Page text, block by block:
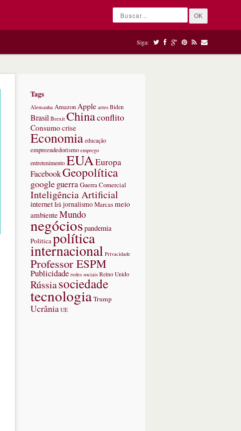
OK
Siga:
Tags
Alemanha Amazon Apple artes Biden
Brasil Brexit Chinaconflito
Consumocrise
Economia educação
empreendedorismo emprego
entretenimentoEUAEuropa
FacebookGeopolítica
googleguerraGuerra Comercial
Inteligência Artificial
internetIrãjornalismoMarcasmeio
ambienteMundo
negóciospandemia
Politicapolítica
internacional Privacidade
Professor ESPM
Publicidade redes sociais Reino Unido
Rússiasociedade
tecnologiaTrump
Ucrânia UE